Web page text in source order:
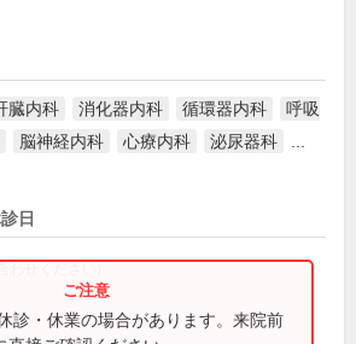
臓内科 消化器内科 循環器内科
呼吸
脳神経内科 心療内科 泌尿器科
日
わせください)
診・休業の場合があります。来院前